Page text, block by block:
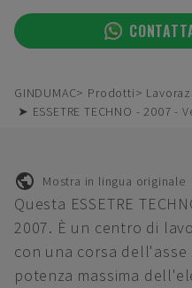
GINDUMAC Prodotti
➤ ESSETRE TECHNO - 2007 -
Mostra in lingua originale
Questa ESSETRE
2007. È un centro di
con una corsa dell'asse
potenza massima